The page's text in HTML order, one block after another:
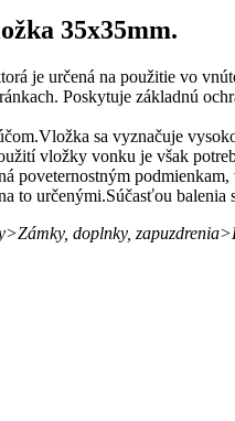
35x35mm.
je určená na použitie vo
Poskytuje základnú
sa vyznačuje
vložky vonku je však
poveternostným podmienkam,
to určenými.Súčasťou balenia
doplnky,